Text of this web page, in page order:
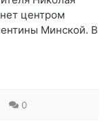
центром
Минской. В
0